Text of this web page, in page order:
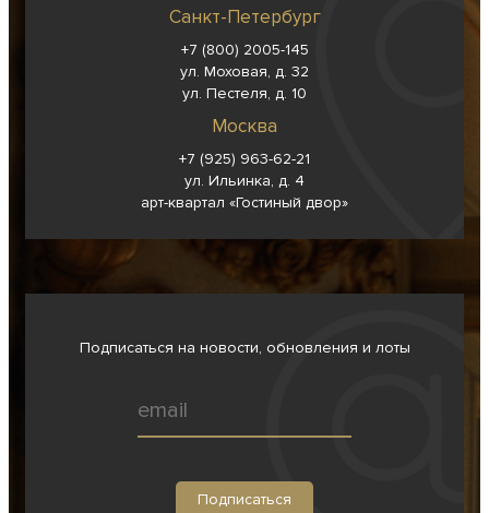
Санкт-Петербург
+7 (800) 2005-145
ул. Моховая, д. 32
ул. Пестеля, д. 10
Москва
+7 (925) 963-62-21
ул. Ильинка, д. 4
арт-квартал «Гостиный двор»
Подписаться на новости, обновления и лоты